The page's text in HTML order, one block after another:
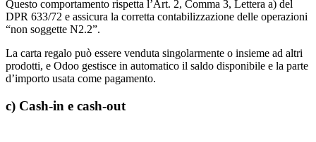
Questo comportamento rispetta l’Art. 2, Comma 3, Lettera a) del
DPR 633/72 e assicura la corretta contabilizzazione delle operazioni
“non soggette N2.2”.
La carta regalo può essere venduta singolarmente o insieme ad altri
prodotti, e Odoo gestisce in automatico il saldo disponibile e la parte
d’importo usata come pagamento.
c) Cash-in e cash-out